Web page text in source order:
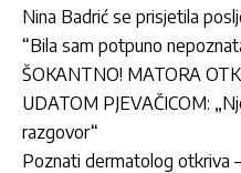
Nina Badrić se prisjetila
“Bila sam potpuno
ŠOKANTNO! MATORA
UDATOM PJEVAČICOM:
razgovor“
Poznati dermatolog otkriva